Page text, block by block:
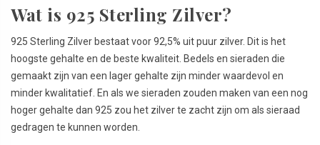
Wat is 925 Sterling Zilver?
925 Sterling Zilver bestaat voor 92,5% uit puur zilver. Dit is het
hoogste gehalte en de beste kwaliteit. Bedels en sieraden die
gemaakt zijn van een lager gehalte zijn minder waardevol en
minder kwalitatief. En als we sieraden zouden maken van een nog
hoger gehalte dan 925 zou het zilver te zacht zijn om als sieraad
gedragen te kunnen worden.